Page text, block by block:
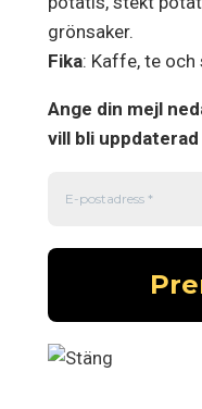
grönsaker.
Fika: Kaffe, te och
Ange din mejl
vill bli